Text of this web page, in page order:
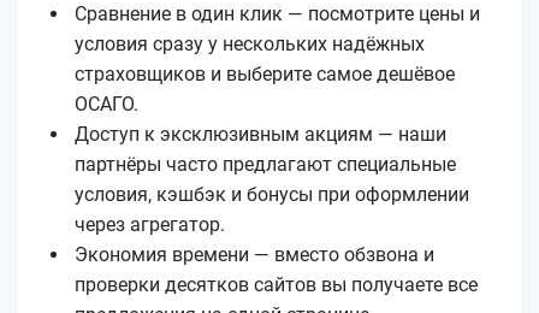
Сравнение в один клик — посмотрите цены и
условия сразу у нескольких надёжных
страховщиков и выберите самое дешёвое
ОСАГО.
Доступ к эксклюзивным акциям — наши
партнёры часто предлагают специальные
условия, кэшбэк и бонусы при оформлении
через агрегатор.
Экономия времени — вместо обзвона и
проверки десятков сайтов вы получаете все